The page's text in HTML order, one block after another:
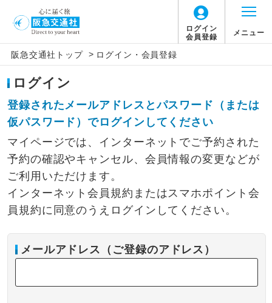
ログイン
会員登録
メニュー
阪急交通社トップ > ログイン・会員登録
ログイン
登録されたメールアドレスとパスワード（または
仮パスワード）でログインしてください
マイページでは、インターネットでご予約された
予約の確認やキャンセル、会員情報の変更などが
ご利用いただけます。
インターネット会員規約またはスマホポイント会
員規約に同意のうえログインしてください。
メールアドレス（ご登録のアドレス）